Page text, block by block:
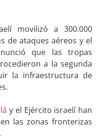
movilizó a 300.000
de ataques aéreos y el
que las tropas
a la segunda
la infraestructura de
y el Ejército israelí han
las zonas fronterizas